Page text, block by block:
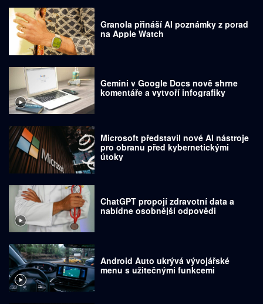
Granola přináší AI poznámky z porad
na Apple Watch
Gemini v Google Docs nově shrne
komentáře a vytvoří infografiky
Microsoft představil nové AI nástroje
pro obranu před kybernetickými
útoky
ChatGPT propojí zdravotní data a
nabídne osobnější odpovědi
Android Auto ukrývá vývojářské
menu s užitečnými funkcemi